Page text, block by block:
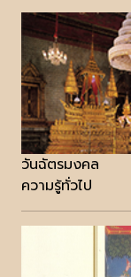
วันฉัตรมงคล
ความรู้ทั่วไป